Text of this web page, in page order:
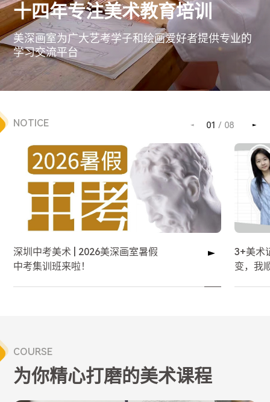
十四年专注美术教育培训
美深画室为广大艺考学子和绘画爱好者提供专业的
学习交流平台
NOTICE 01 / 08
深圳中考美术 | 2026美深画室暑假
中考集训班来啦！
3+美术
变，我
COURSE
为你精心打磨的美术课程